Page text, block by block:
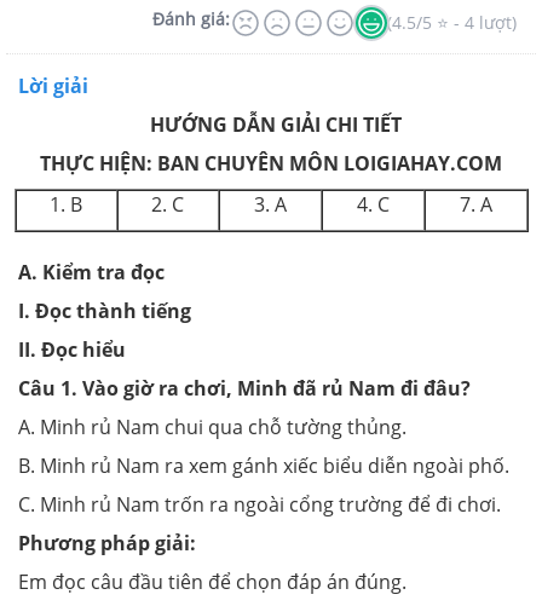
Đánh giá: (4.5/5 ⭐ - 4 lượt)
Lời giải
HƯỚNG DẪN GIẢI CHI TIẾT
THỰC HIỆN: BAN CHUYÊN MÔN LOIGIAHAY.COM
1. B
2. C 3. A 4. C 7. A
A. Kiểm tra đọc
I. Đọc thành tiếng
II. Đọc hiểu
Câu 1. Vào giờ ra chơi, Minh đã rủ Nam đi đâu?
A. Minh rủ Nam chui qua chỗ tường thủng.
B. Minh rủ Nam ra xem gánh xiếc biểu diễn ngoài phố.
C. Minh rủ Nam trốn ra ngoài cổng trường để đi chơi.
Phương pháp giải:
Em đọc câu đầu tiên để chọn đáp án đúng.